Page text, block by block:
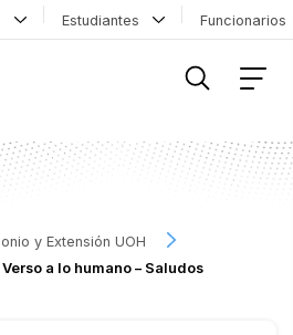
Estudiantes
y Extensión UOH
a lo humano – Saludos